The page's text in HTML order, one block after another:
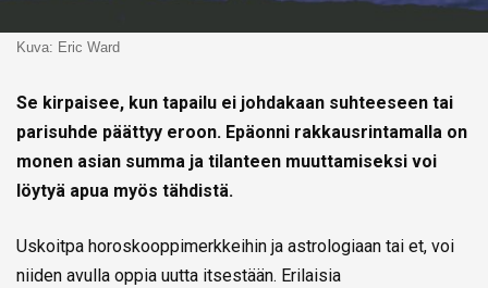
Kuva: Eric Ward
Se kirpaisee, kun tapailu ei johdakaan suhteeseen tai
parisuhde päättyy eroon. Epäonni rakkausrintamalla on
monen asian summa ja tilanteen muuttamiseksi voi
löytyä apua myös tähdistä.
Uskoitpa horoskooppimerkkeihin ja astrologiaan tai et, voi
niiden avulla oppia uutta itsestään. Erilaisia